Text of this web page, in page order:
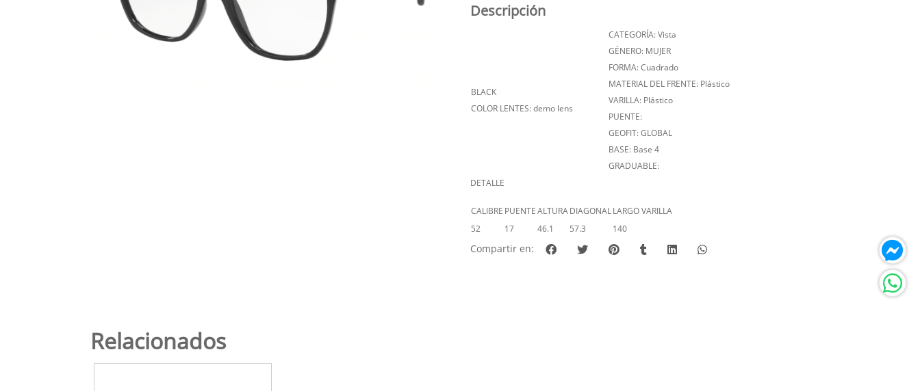
Descripción
BLACK
COLOR LENTES: demo lens
CATEGORÍA: Vista
GÉNERO: MUJER
FORMA: Cuadrado
MATERIAL DEL FRENTE: Plástico
VARILLA: Plástico
PUENTE:
GEOFIT: GLOBAL
BASE: Base 4
GRADUABLE:
DETALLE
CALIBRE PUENTEALTURADIAGONALLARGO VARILLA
52
17 46.1 57.3 140
Compartir en:
Relacionados